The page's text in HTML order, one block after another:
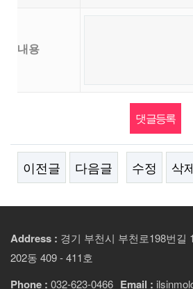
내용
이전글 다음글 수정 삭
Address : 경기 부천시 부천로198번길
202동 409 - 411호
Phone : 032-623-0466 Email :